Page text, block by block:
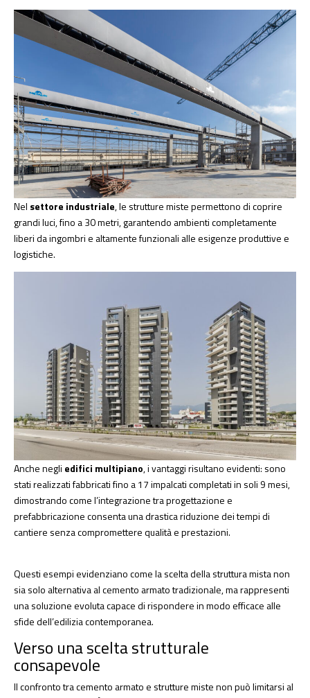
Nel settore industriale, le strutture miste permettono di coprire
grandi luci, fino a 30 metri, garantendo ambienti completamente
liberi da ingombri e altamente funzionali alle esigenze produttive e
logistiche.
Anche negli edifici multipiano, i vantaggi risultano evidenti: sono
stati realizzati fabbricati fino a 17 impalcati completati in soli 9 mesi,
dimostrando come l’integrazione tra progettazione e
prefabbricazione consenta una drastica riduzione dei tempi di
cantiere senza compromettere qualità e prestazioni.
Questi esempi evidenziano come la scelta della struttura mista non
sia solo alternativa al cemento armato tradizionale, ma rappresenti
una soluzione evoluta capace di rispondere in modo efficace alle
sfide dell’edilizia contemporanea.
Verso una scelta strutturale
consapevole
Il confronto tra cemento armato e strutture miste non può limitarsi al